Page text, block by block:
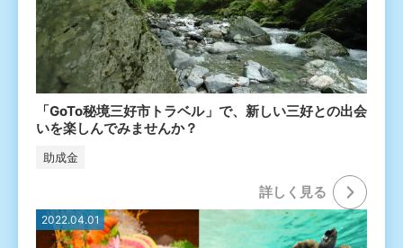
「GoTo秘境三好市トラベル」で、新しい三好との出会
いを楽しんでみませんか？
助成金
詳しく⾒る
2022.04.01